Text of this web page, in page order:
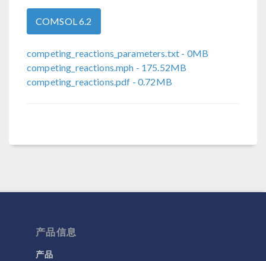
COMSOL 6.2
competing_reactions_parameters.txt - 0MB
competing_reactions.mph - 175.52MB
competing_reactions.pdf - 0.72MB
产品信息
产品